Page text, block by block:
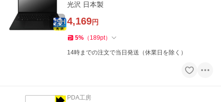
光沢 日本製
4,169円
5% （ 189pt）
14時までの注文で当日発送（休業日を除く）
PDA工房